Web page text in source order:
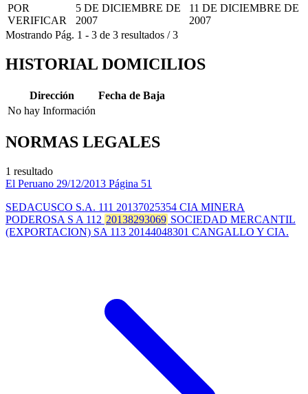
POR
VERIFICAR
5 DE DICIEMBRE DE
2007
11 DE DICIEMBRE DE
2007
Mostrando Pág. 1 - 3 de 3 resultados /3
HISTORIAL DOMICILIOS
Dirección
Fecha de Baja
No hay Información
NORMAS LEGALES
1 resultado
El Peruano 29/12/2013 Página 51
SEDACUSCO S.A. 111 20137025354 CIA MINERA
PODEROSA S A 112 20138293069 SOCIEDAD MERCANTIL
(EXPORTACION) SA 113 20144048301 CANGALLO Y CIA.